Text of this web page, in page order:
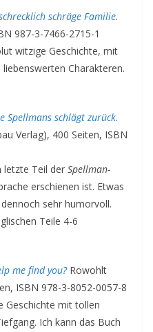
schräge Familie.
987-3-7466-2715-1
witzige Geschichte, mit
Charakteren.
Spellmans schlägt zurück.
Verlag), 400 Seiten, ISBN
Teil der Spellman-
erschienen ist. Etwas
sehr humorvoll.
Teile 4-6
me find you? Rowohlt
ISBN 978-3-8052-0057-8
Geschichte mit tollen
Ich kann das Buch